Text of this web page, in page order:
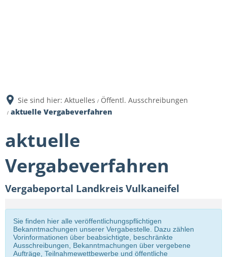
Sie sind hier: Aktuelles
Öffentl. Ausschreibungen
aktuelle Vergabeverfahren
aktuelle
Vergabeverfahren
Vergabeportal Landkreis Vulkaneifel